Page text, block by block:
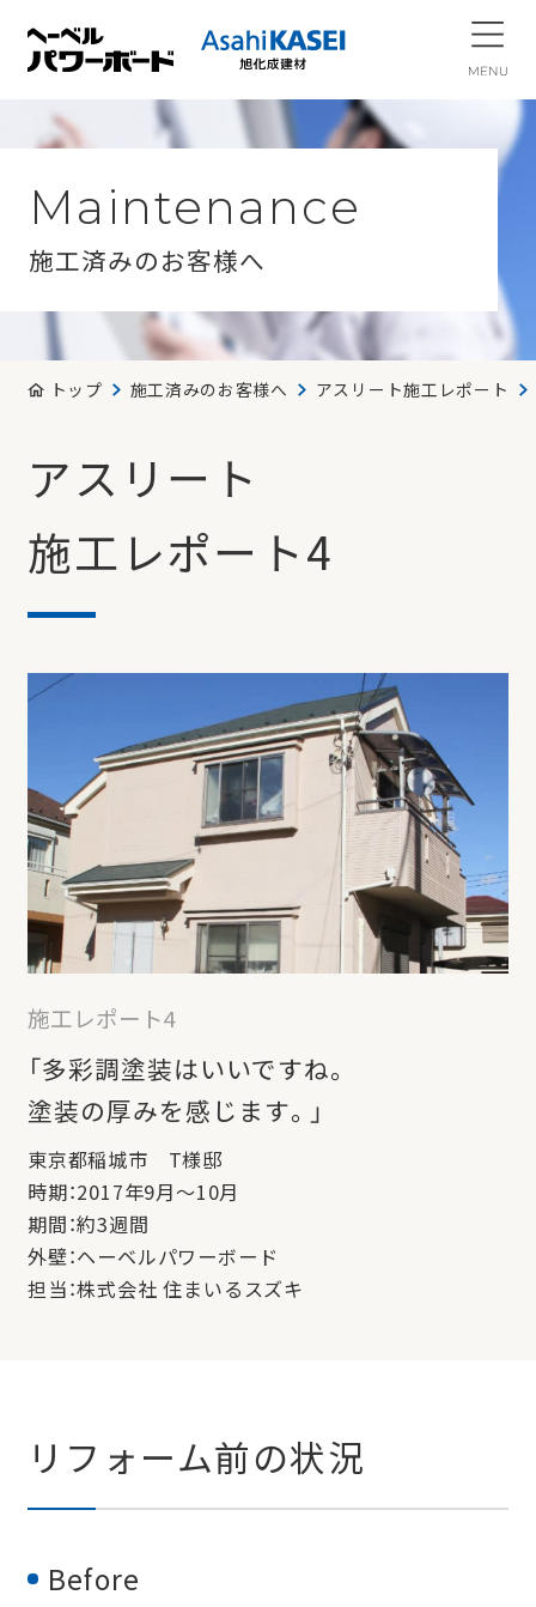
Maintenance
施工済みのお客様へ
トップ 施工済みのお客様へ アスリート施工レポート
アスリート
施工レポート4
施工レポート4
「多彩調塗装はいいですね。
塗装の厚みを感じます。」
東京都稲城市 T様邸
時期：2017年9月〜10月
期間：約3週間
外壁：ヘーベルパワーボード
担当：株式会社 住まいるスズキ
リフォーム前の状況
Before